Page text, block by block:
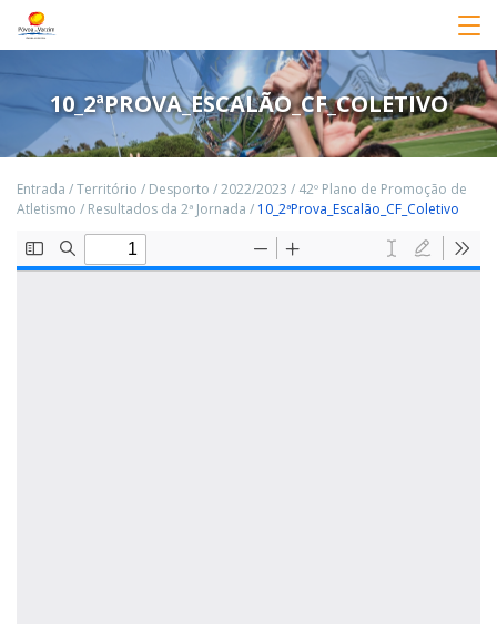
10_2ªPROVA_ESCALÃO_CF_COLETIVO
Entrada /Território / Desporto /2022/2023 / 42º Plano de Promoção de
Atletismo / Resultados da 2ª Jornada / 10_2ªProva_Escalão_CF_Coletivo